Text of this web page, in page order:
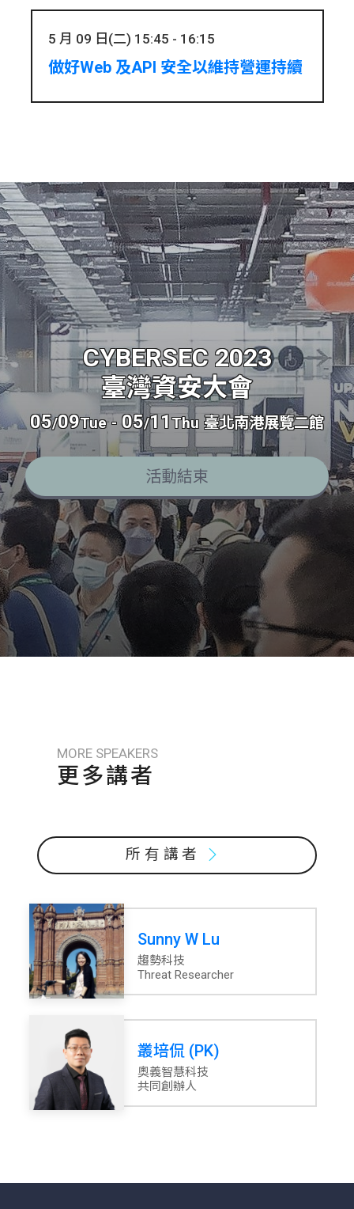
5 月 09 日(二) 15:45 - 16:15
做好Web 及API 安全以維持營運持續
CYBERSEC 2023
臺灣資安大會
05/09Tue - 05/11Thu 臺北南港展覽二館
活動結束
MORE SPEAKERS
更多講者
所有講者
Sunny W Lu
趨勢科技
Threat Researcher
叢培侃 (PK)
奧義智慧科技
共同創辦人